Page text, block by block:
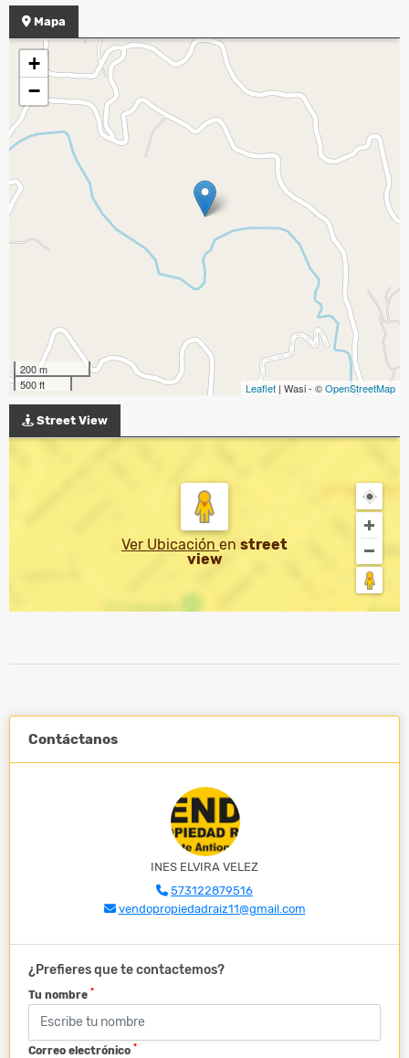
Mapa
+
−
200 m
500 ft
Leaflet | Wasi - ©OpenStreetMap
Street View
Ver Ubicación en street
view
Contáctanos
INES ELVIRA VELEZ
573122879516
vendopropiedadraiz11@gmail.com
¿Prefieres que te contactemos?
Tu nombre *
Correo electrónico *